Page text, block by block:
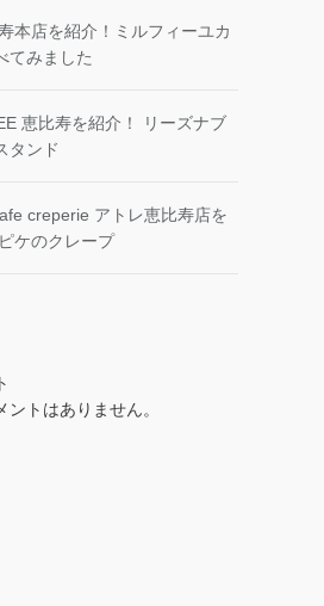
本店を紹介！ミルフィーユカ
てみました
恵比寿を紹介！ リーズナブ
タンド
creperie アトレ恵比寿店を
ケのクレープ
トはありません。